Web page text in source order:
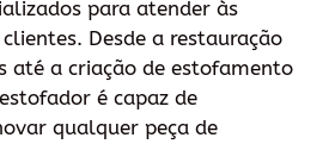
para atender às
clientes. Desde a restauração
até a criação de estofamento
é capaz de
qualquer peça de